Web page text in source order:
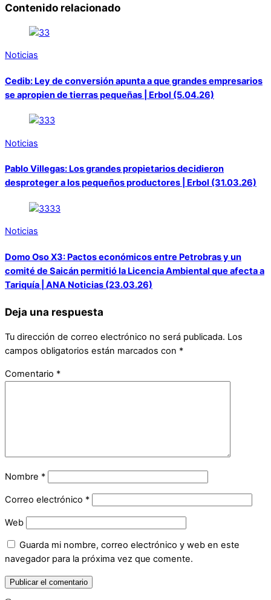
Contenido relacionado
Noticias
Cedib: Ley de conversión apunta a que grandes empresarios
se apropien de tierras pequeñas | Erbol (5.04.26)
Noticias
Pablo Villegas: Los grandes propietarios decidieron
desproteger a los pequeños productores | Erbol (31.03.26)
Noticias
Domo Oso X3: Pactos económicos entre Petrobras y un
comité de Saicán permitió la Licencia Ambiental que afecta a
Tariquía | ANA Noticias (23.03.26)
Deja una respuesta
Tu dirección de correo electrónico no será publicada. Los
campos obligatorios están marcados con *
Comentario *
Nombre *
Correo electrónico *
Web
Guarda mi nombre, correo electrónico y web en este
navegador para la próxima vez que comente.